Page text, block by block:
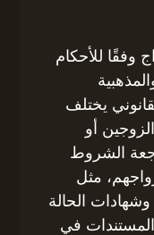
وفقًا للأحكام
يختلف
أو
الشروط
مثل
الحالة
في